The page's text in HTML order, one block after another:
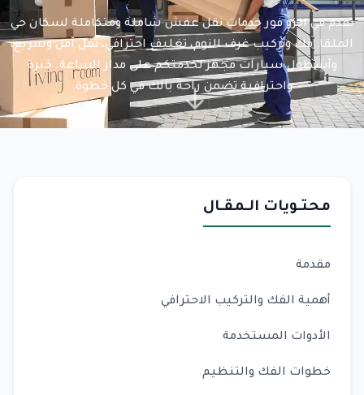
نقدم في اكزو فور خدمات نقل عفش شاملة ومتكاملة لسكان حي
الملقا: فك وتركيب غرف النوم، تغليف احترافي، نقل آمن وسريع،
وأسطول سيارات مجهز لخدمتكم على مدار الساعة. خبرة
واحترافية تضمن راحة بالك في كل خطوة.
محتـويات الـمقـال
مقدمة
أهمية الفك والتركيب الاحترافي
الأدوات المستخدمة
خطوات الفك والتنظيم